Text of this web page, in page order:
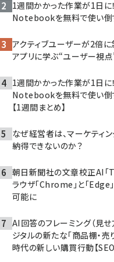
1週間かかった作業が1日
Notebookを無料で使い倒
アクティブユーザーが2倍に
アプリに学ぶ“ユーザー視
1週間かかった作業が1日
Notebookを無料で使い倒
【1週間まとめ】
なぜ経営者は、マーケティ
納得できないのか？
朝日新聞社の文章校正AI「
ラウザ「Chrome」と「Edge
可能に
AI回答のフレーミング（見せ
ジタルの新たな「商品棚・売
時代の新しい購買行動【SEO